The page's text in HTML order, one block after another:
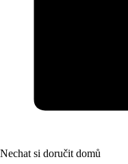
Nechat si doručit domů